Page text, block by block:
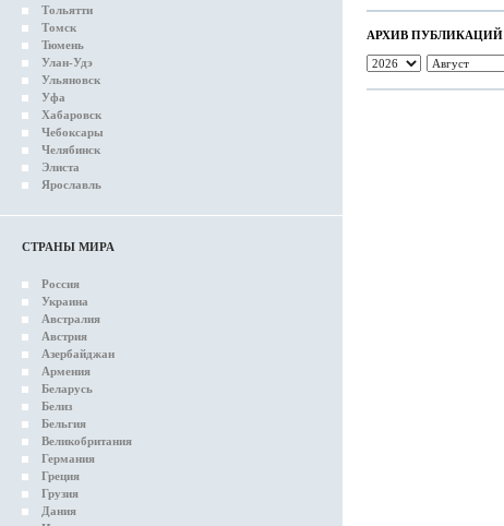
Тольятти
Томск
Тюмень
Улан-Удэ
Ульяновск
Уфа
Хабаровск
Чебоксары
Челябинск
Элиста
Ярославль
СТРАНЫ МИРА
Россия
Украина
Австралия
Австрия
Азербайджан
Армения
Беларусь
Белиз
Бельгия
Великобритания
Германия
Греция
Грузия
Дания
АРХИВ ПУБЛИКАЦИЙ